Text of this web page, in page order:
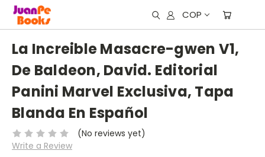
COP
La Increible Masacre-gwen V1,
De Baldeon, David. Editorial
Panini Marvel Exclusiva, Tapa
Blanda En Español
(No reviews yet)
Write a Review